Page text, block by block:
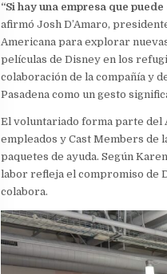
“Si hay una empresa que
afirmó Josh D’Amaro,
Americana para explorar
películas de Disney en los
colaboración de la compañía y
Pasadena como un gesto
El voluntariado forma parte del
empleados y Cast Members de
paquetes de ayuda. Según
labor refleja el compromiso de
colabora.